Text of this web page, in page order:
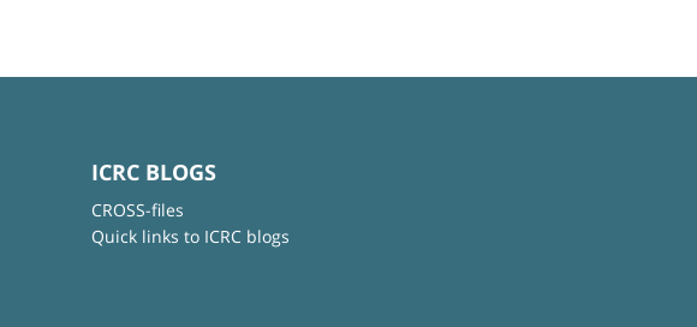
ICRC BLOGS
CROSS-files
Quick links to ICRC blogs